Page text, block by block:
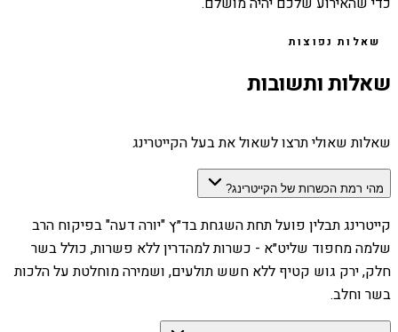
שאלות נפוצות
שאלות ותשובות
שאלות שאולי תרצו לשאול את בעל הקייטרינג
מהי רמת הכשרות של הקייטרינג?
קייטרינג תבלין פועל תחת השגחת בד״ץ "יורה דעה" בפיקוח הרב
שלמה מחפוד שליט״א - כשרות למהדרין ללא פשרות, כולל בשר
חלק, ירק גוש קטיף ללא חשש תולעים, ושמירה מוחלטת על הלכות
בשר וחלב.